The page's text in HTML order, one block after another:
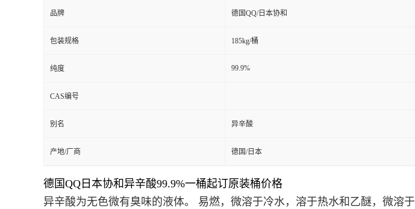
品牌 德国QQ/日本协和
包装规格 185kg/桶
纯度 99.9%
CAS编号
别名 异辛酸
产地/厂商 德国/日本
德国QQ日本协和异辛酸99.9%一桶起订原装桶价格
异辛酸为无色微有臭味的液体。 易燃， 微溶于冷水，溶于热水和 乙醚 ，微溶于